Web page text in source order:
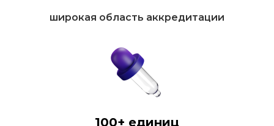
широкая область аккредитации
100+ единиц